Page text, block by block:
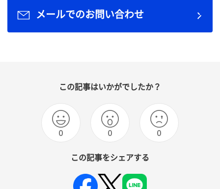
メールでのお問い合わせ
この記事はいかがでしたか？
0 0 0
この記事をシェアする